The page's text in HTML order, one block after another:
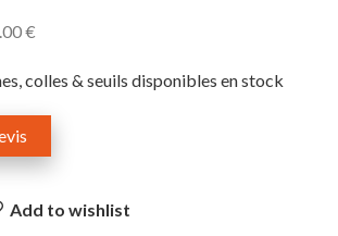
€
colles & seuils disponibles en stock
Add to wishlist